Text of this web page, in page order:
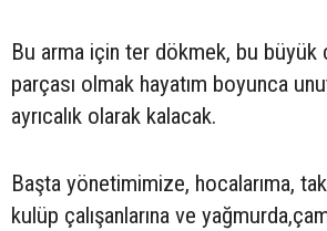
Bu arma için ter dökmek, bu büyük
parçası olmak hayatım boyunca
ayrıcalık olarak kalacak.
Başta yönetimimize, hocalarıma,
kulüp çalışanlarına ve